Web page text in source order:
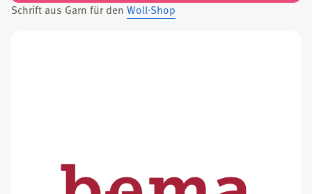
Schrift aus Garn für den Woll-Shop